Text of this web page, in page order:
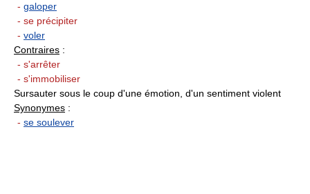
- galoper
- se précipiter
- voler
Contraires :
- s'arrêter
- s'immobiliser
Sursauter sous le coup d'une émotion, d'un sentiment violent
Synonymes :
- se soulever